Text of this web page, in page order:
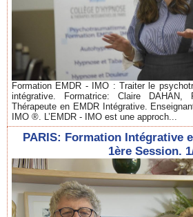
Formation EMDR - IMO : Traiter le
intégrative. Formatrice: Claire DAHAN,
Thérapeute en EMDR Intégrative.
IMO ®. L’EMDR - IMO est une approch...
PARIS: Formation Intégrative
1ère Session.